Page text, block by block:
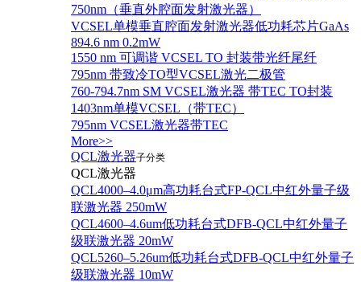
750nm（垂直外腔面发射激光器）
VCSEL单模垂直腔面发射激光器低功耗芯片GaAs
894.6 nm 0.2mW
1550 nm 可调谐 VCSEL TO 封装带光纤尾纤
795nm 带致冷TO型VCSEL激光二极管
760-794.7nm SM VCSEL激光器 带TEC TO封装
1403nm单模VCSEL（带TEC）
795nm VCSEL激光器带TEC
More>>
QCL激光器子分类
QCL激光器
QCL4000–4.0μm高功耗台式FP-QCL中红外量子级
联激光器 250mW
QCL4600–4.6um低功耗台式DFB-QCL中红外量子
级联激光器 20mW
QCL5260–5.26um低功耗台式DFB-QCL中红外量子
级联激光器 10mW